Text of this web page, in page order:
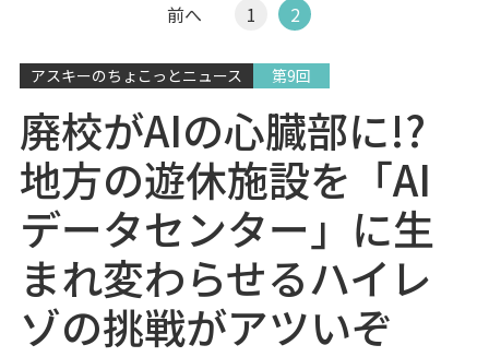
前へ 1 2
アスキーのちょこっとニュース 第9回
廃校がAIの心臓部に!?
地方の遊休施設を「AI
データセンター」に生
まれ変わらせるハイレ
ゾの挑戦がアツいぞ